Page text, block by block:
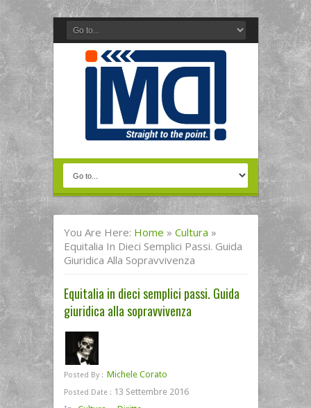
You Are Here: Home » Cultura »
Equitalia In Dieci Semplici Passi. Guida
Giuridica Alla Sopravvivenza
Equitalia in dieci semplici passi. Guida
giuridica alla sopravvivenza
Posted By : Michele Corato
Posted Date : 13 Settembre 2016